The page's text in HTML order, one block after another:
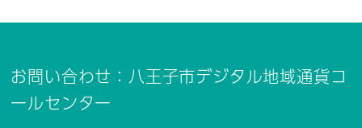
お問い合わせ：八王子市デジタル地域通貨コ
ールセンター